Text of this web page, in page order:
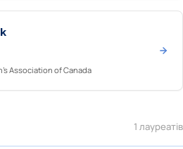
Association of Canada
1 лауреатів